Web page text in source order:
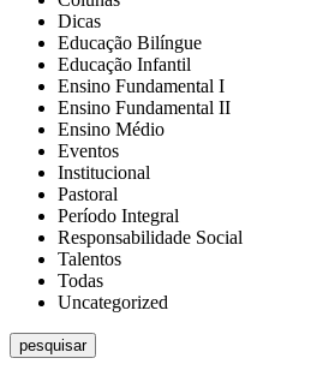
Dicas
Educação Bilíngue
Educação Infantil
Ensino Fundamental I
Ensino Fundamental II
Ensino Médio
Eventos
Institucional
Pastoral
Período Integral
Responsabilidade Social
Talentos
Todas
Uncategorized
pesquisar